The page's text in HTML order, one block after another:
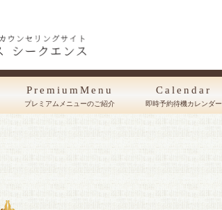
PremiumMenu
プレミアムメニューのご紹介
Calendar
即時予約待機カレンダー